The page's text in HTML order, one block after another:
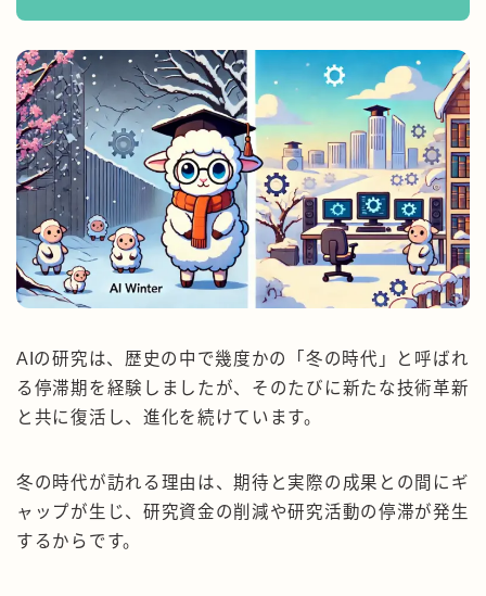
AIの研究は、歴史の中で幾度かの「冬の時代」と呼ばれ
る停滞期を経験しましたが、そのたびに新たな技術革新
と共に復活し、進化を続けています。
冬の時代が訪れる理由は、期待と実際の成果との間にギ
ャップが生じ、研究資金の削減や研究活動の停滞が発生
するからです。